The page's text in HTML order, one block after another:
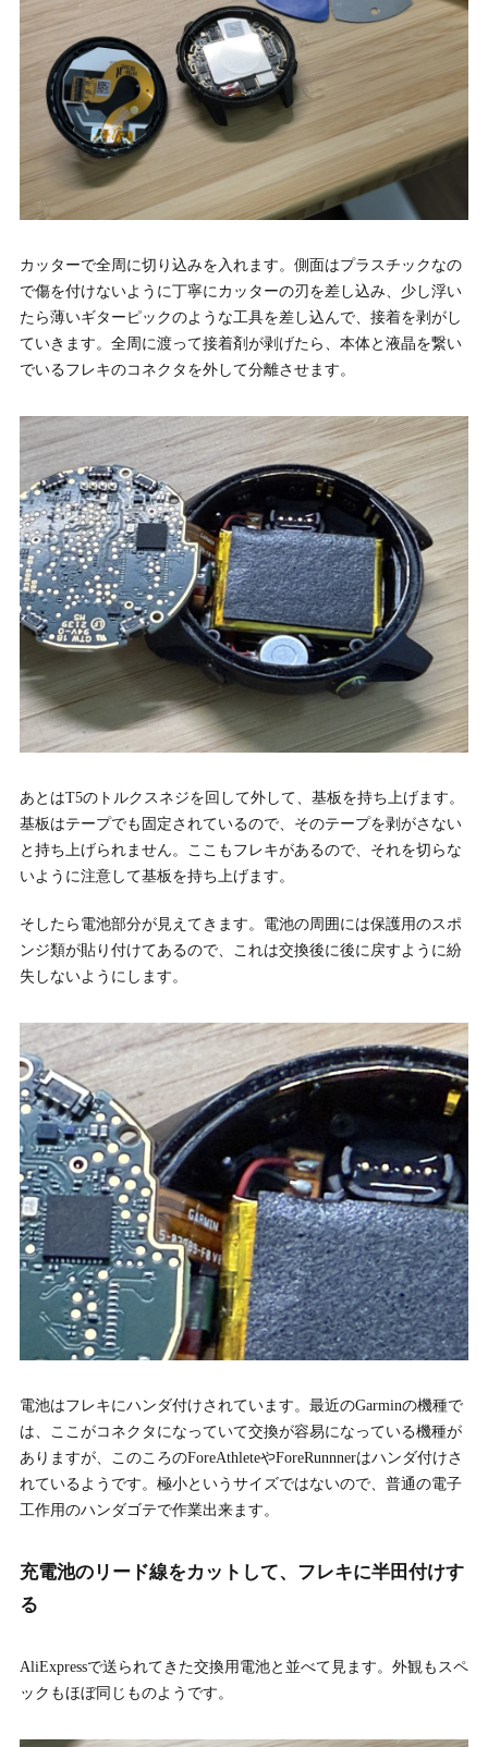
カッターで全周に切り込みを入れます。側面はプラスチックなの
で傷を付けないように丁寧にカッターの刃を差し込み、少し浮い
たら薄いギターピックのような工具を差し込んで、接着を剥がし
ていきます。全周に渡って接着剤が剥げたら、本体と液晶を繋い
でいるフレキのコネクタを外して分離させます。
あとはT5のトルクスネジを回して外して、基板を持ち上げます。
基板はテープでも固定されているので、そのテープを剥がさない
と持ち上げられません。ここもフレキがあるので、それを切らな
いように注意して基板を持ち上げます。
そしたら電池部分が見えてきます。電池の周囲には保護用のスポ
ンジ類が貼り付けてあるので、これは交換後に後に戻すように紛
失しないようにします。
電池はフレキにハンダ付けされています。最近のGarminの機種で
は、ここがコネクタになっていて交換が容易になっている機種が
ありますが、このころのForeAthleteやForeRunnnerはハンダ付けさ
れているようです。極小というサイズではないので、普通の電子
工作用のハンダゴテで作業出来ます。
充電池のリード線をカットして、フレキに半田付けす
る
AliExpressで送られてきた交換用電池と並べて見ます。外観もスペ
ックもほぼ同じものようです。